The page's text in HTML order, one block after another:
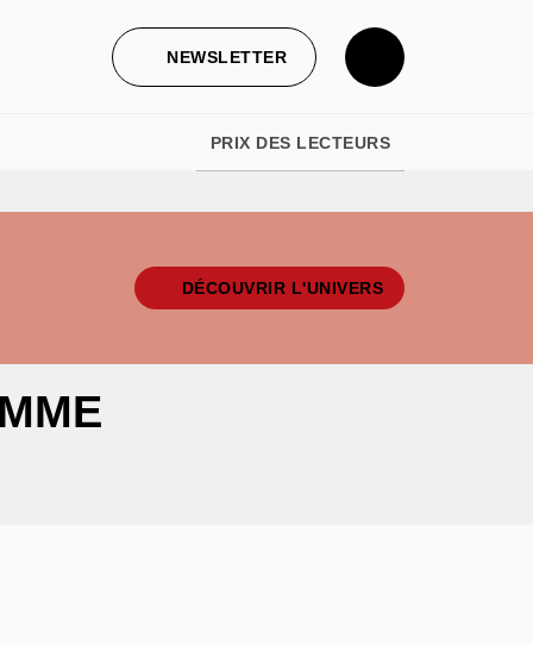
NEWSLETTER
PRIX DES LECTEURS
DÉCOUVRIR L'UNIVERS